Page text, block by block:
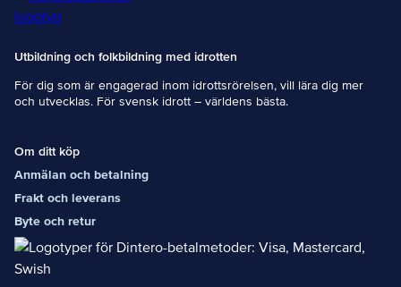
Utbildning och folkbildning med idrotten
För dig som är engagerad inom idrottsrörelsen, vill lära dig mer
och utvecklas. För svensk idrott – världens bästa.
Om ditt köp
Anmälan och betalning
Frakt och leverans
Byte och retur